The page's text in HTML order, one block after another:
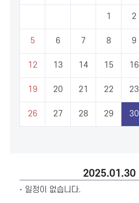
1 2
5 6 7 8 9
12 13 14 15 16
19 20 21 22 23
26 27 28 29 30
2025.01.30
일정이 없습니다.